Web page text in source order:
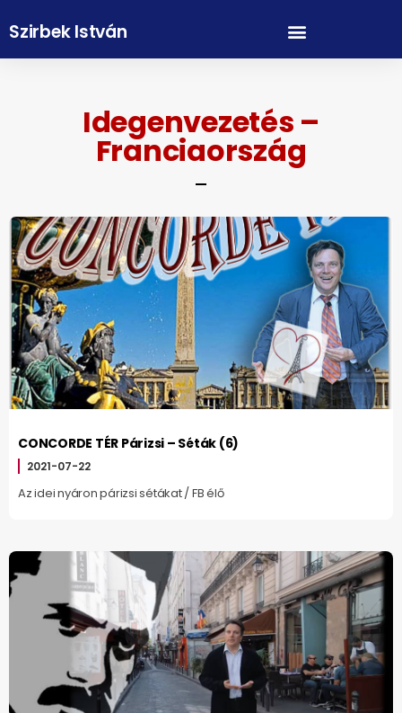
Szirbek István
Idegenvezetés –
Franciaország
CONCORDE TÉR Párizsi – Séták (6)
2021-07-22
Az idei nyáron párizsi sétákat / FB élő